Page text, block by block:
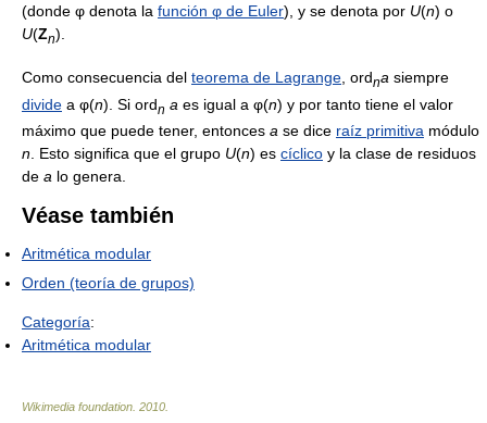
(donde φ denota la función φ de Euler), y se denota por U(n) o
U(Zn).
Como consecuencia del teorema de Lagrange , ordna siempre
divide a φ(n). Si ordn a es igual a φ(n) y por tanto tiene el valor
máximo que puede tener, entonces a se dice raíz primitiva módulo
n. Esto significa que el grupo U(n) es cíclico y la clase de residuos
de a lo genera.
Véase también
Aritmética modular
Orden (teoría de grupos)
Categoría:
Aritmética modular
Wikimedia foundation. 2010.